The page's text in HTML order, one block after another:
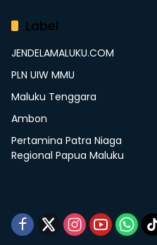
Label
JENDELAMALUKU.COM
PLN UIW MMU
Maluku Tenggara
Ambon
Pertamina Patra Niaga
Regional Papua Maluku